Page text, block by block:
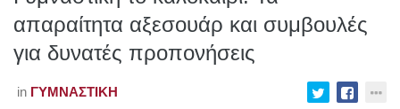
απαραίτητα αξεσουάρ και συμβουλές
για δυνατές προπονήσεις
in ΓΥΜΝΑΣΤΙΚΉ